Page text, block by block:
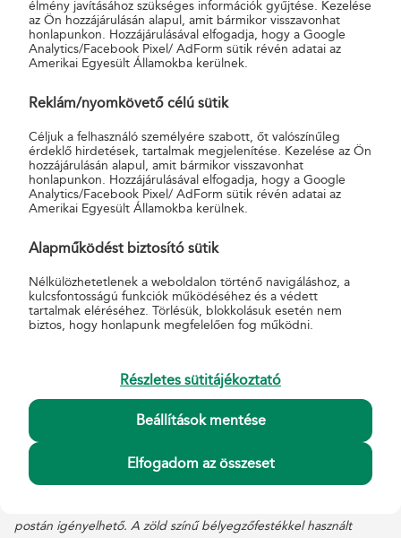
A Magyar Posta karácsony alkalmából rendszeresen ad ki az
értékjelzés nélküli forgalmi bélyeget. Idén Giovanni Battista Salvi
olasz barokk festőnek a párizsi Louvre gyűjteményében található,
Mária az alvó gyermek Jézussal c. alkotása került a bélyegre és az
első napi borítékra. Az újdonságot Baticz Barnabás
ívet az ívszélen és a vonalkódon elhelyezett képi elemek, valamint
magyar, angol, német és francia nyelvű ünnepi feliratok teszik
érdekesebbé. A kisíven diszkrét formalakkozás ad Mária és Jézus
alakjának visszafogott csillogást.
Ünnepi bélyegzés Advent első vasárnapjától
2020. november 29 – december 26. között, idén is lehetőséget
biztosítunk arra, hogy ügyfeleink – a szolgáltatási díj megfizetése
mellett – ünnepi bélyegzéssel küldjék karácsonyi jókívánságaikat
postán igényelhető. A zöld színű bélyegzőfestékkel használt
élmény javításához szükséges információk gyűjtése. Kezelése
az Ön hozzájárulásán alapul, amit bármikor visszavonhat
honlapunkon. Hozzájárulásával elfogadja, hogy a Google
Analytics/Facebook Pixel/ AdForm sütik révén adatai az
Amerikai Egyesült Államokba kerülnek.
Reklám/nyomkövető célú sütik
Céljuk a felhasználó személyére szabott, őt valószínűleg
érdeklő hirdetések, tartalmak megjelenítése. Kezelése az Ön
hozzájárulásán alapul, amit bármikor visszavonhat
honlapunkon. Hozzájárulásával elfogadja, hogy a Google
Analytics/Facebook Pixel/ AdForm sütik révén adatai az
Amerikai Egyesült Államokba kerülnek.
Alapműködést biztosító sütik
Nélkülözhetetlenek a weboldalon történő navigáláshoz, a
kulcsfontosságú funkciók működéséhez és a védett
tartalmak eléréséhez. Törlésük, blokkolásuk esetén nem
biztos, hogy honlapunk megfelelően fog működni.
Részletes sütitájékoztató
Beállítások mentése
Elfogadom az összeset